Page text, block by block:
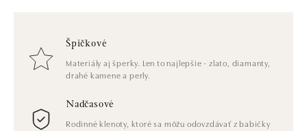
Špičkové
Materiály aj šperky. Len to najlepšie - zlato, diamanty,
drahé kamene a perly.
Nadčasové
Rodinné klenoty, ktoré sa môžu odovzdávať z babičky